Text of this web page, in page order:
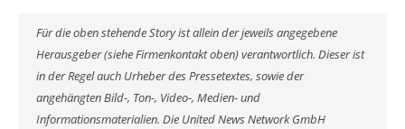
Für die oben stehende Story ist allein der jeweils angegebene
Herausgeber (siehe Firmenkontakt oben) verantwortlich. Dieser ist
in der Regel auch Urheber des Pressetextes, sowie der
angehängten Bild-, Ton-, Video-, Medien- und
Informationsmaterialien. Die United News Network GmbH